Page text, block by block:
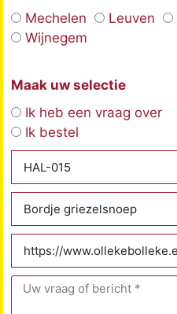
Mechelen
Leuven
Wijnegem
Maak uw selectie
Ik heb een vraag over
Ik bestel